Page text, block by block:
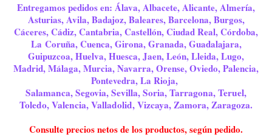
Entregamos pedidos en: Álava, Albacete, Alicante, Almería,
Asturias, Avila, Badajoz, Baleares, Barcelona, Burgos,
Cáceres, Cádiz, Cantabria, Castellón, Ciudad Real, Córdoba,
La Coruña, Cuenca, Girona, Granada, Guadalajara,
Guipuzcoa, Huelva, Huesca, Jaen, León, Lleida, Lugo,
Madrid, Málaga, Murcia, Navarra, Orense, Oviedo, Palencia,
Pontevedra, La Rioja,
Salamanca, Segovia, Sevilla, Soria, Tarragona, Teruel,
Toledo, Valencia, Valladolid, Vizcaya, Zamora, Zaragoza.
Consulte precios netos de los productos, según pedido.